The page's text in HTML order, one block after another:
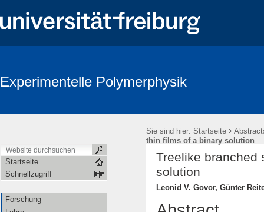
Experimentelle Polymerphysik
Sie sind hier: Startseite ›
thin films of a binary solution
Startseite
Schnellzugriff
Forschung
Treelike branched
solution
Leonid V. Govor, Günter